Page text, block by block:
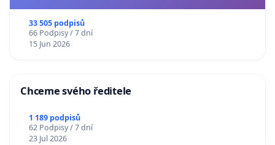
33 505 podpisů
66 Podpisy / 7 dní
15 Jun 2026
Chceme svého ředitele
1 189 podpisů
62 Podpisy / 7 dní
23 Jul 2026